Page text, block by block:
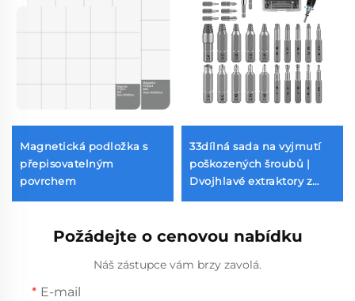
Magnetická podložka s
přepisovatelným
povrchem
33dílná sada na vyjmutí
poškozených šroubů |
Dvojhlavé extraktory z
Požádejte o cenovou nabídku
Náš zástupce vám brzy zavolá.
E-mail